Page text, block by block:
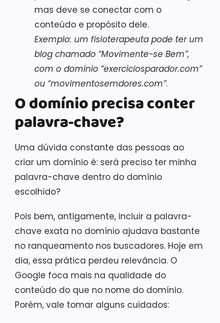
mas deve se conectar com o
conteúdo e propósito dele.
Exemplo: um fisioterapeuta pode ter um
blog chamado “Movimente-se Bem”,
com o domínio “exerciciosparador.com”
ou “movimentosemdores.com”.
O domínio precisa conter
palavra-chave?
Uma dúvida constante das pessoas ao
criar um domínio é: será preciso ter minha
palavra-chave dentro do domínio
escolhido?
Pois bem, antigamente, incluir a palavra-
chave exata no domínio ajudava bastante
no ranqueamento nos buscadores. Hoje em
dia, essa prática perdeu relevância. O
Google foca mais na qualidade do
conteúdo do que no nome do domínio.
Porém, vale tomar alguns cuidados: